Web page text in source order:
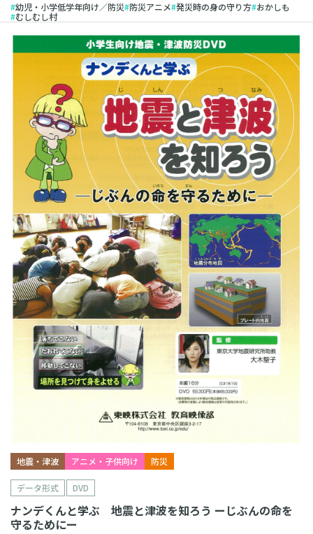
幼児・小学低学年向け／防災 防災アニメ 発災時の身の守り方 おかしも
むしむし村
地震・津波 アニメ・子供向け 防災
データ形式 DVD
ナンデくんと学ぶ 地震と津波を知ろう ーじぶんの命を
守るためにー